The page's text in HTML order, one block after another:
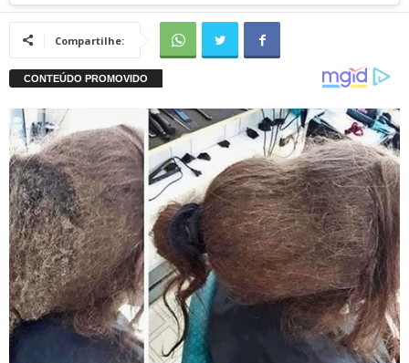
Compartilhe: